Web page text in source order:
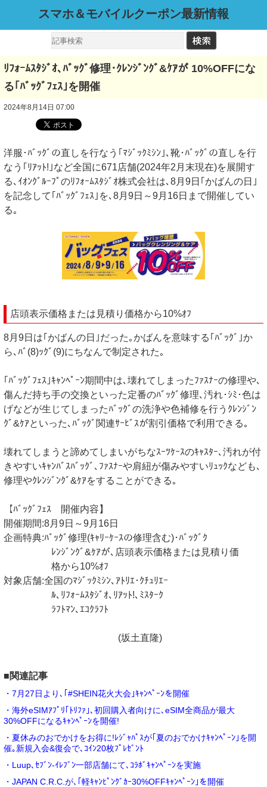
スマホ＆モバイルクーポン最新情報
ﾘﾌｫｰﾑｽﾀｼﾞｵ､ﾊﾞｯｸﾞ修理･ｸﾚﾝｼﾞﾝｸﾞ&ｹｱが 10%OFFにな
る｢ﾊﾞｯｸﾞﾌｪｽ｣を開催
2024年8月14日 07:00
洋服･ﾊﾞｯｸﾞの直しを行なう｢ﾏｼﾞｯｸﾐｼﾝ｣､靴･ﾊﾞｯｸﾞの直しを行
なう｢ﾘｱｯﾄ!｣など全国に671店舗(2024年2月末現在)を展開す
る､ｲｵﾝｸﾞﾙｰﾌﾟのﾘﾌｫｰﾑｽﾀｼﾞｵ株式会社は､8月9日｢かばんの日｣
を記念して｢ﾊﾞｯｸﾞﾌｪｽ｣を､8月9日～9月16日まで開催してい
る｡
店頭表示価格または見積り価格から10%ｵﾌ
8月9日は｢かばんの日｣だった｡かばんを意味する｢ﾊﾞｯｸﾞ｣か
ら､ﾊﾞ(8)ｯｸﾞ(9)にちなんで制定された｡
｢ﾊﾞｯｸﾞﾌｪｽ｣ｷｬﾝﾍﾟｰﾝ期間中は､壊れてしまったﾌｧｽﾅｰの修理や､
傷んだ持ち手の交換といった定番のﾊﾞｯｸﾞ修理､汚れ･ｼﾐ･色は
げなどが生じてしまったﾊﾞｯｸﾞの洗浄や色補修を行うｸﾚﾝｼﾞﾝ
ｸﾞ&ｹｱといった､ﾊﾞｯｸﾞ関連ｻｰﾋﾞｽが割引価格で利用できる｡
壊れてしまうと諦めてしまいがちなｽｰﾂｹｰｽのｷｬｽﾀｰ､汚れが付
きやすいｷｬﾝﾊﾞｽﾊﾞｯｸﾞ､ﾌｧｽﾅｰや肩紐が傷みやすいﾘｭｯｸなども､
修理やｸﾚﾝｼﾞﾝｸﾞ&ｹｱをすることができる｡
【ﾊﾞｯｸﾞﾌｪｽ 開催内容】
開催期間:8月9日～9月16日
企画特典:ﾊﾞｯｸﾞ修理(ｷｬﾘｰｹｰｽの修理含む)･ﾊﾞｯｸﾞｸ
ﾚﾝｼﾞﾝｸﾞ&ｹｱが､店頭表示価格または見積り価
格から10%ｵﾌ
対象店舗:全国のﾏｼﾞｯｸﾐｼﾝ､ｱﾄﾘｴ･ｸﾁｭﾘｴｰ
ﾙ､ﾘﾌｫｰﾑｽﾀｼﾞｵ､ﾘｱｯﾄ!､ﾐｽﾀｰｸ
ﾗﾌﾄﾏﾝ､ｴｺｸﾗﾌﾄ
(坂土直隆)
■関連記事
・7月27日より､｢#SHEIN花火大会｣ｷｬﾝﾍﾟｰﾝを開催
・海外eSIMｱﾌﾟﾘ｢ﾄﾘﾌｧ｣､初回購入者向けに､eSIM全商品が最大
30%OFFになるｷｬﾝﾍﾟｰﾝを開催!
・夏休みのおでかけをお得に!ﾚｼﾞｬﾊﾟｽが｢夏のおでかけｷｬﾝﾍﾟｰﾝ｣を開
催｡新規入会&復会で､ｺｲﾝ20枚ﾌﾟﾚｾﾞﾝﾄ
・Luup､ｾﾌﾞﾝ‐ｲﾚﾌﾞﾝ一部店舗にて､ｺﾗﾎﾞｷｬﾝﾍﾟｰﾝを実施
・JAPAN C.R.C.が､｢軽ｷｬﾝﾋﾟﾝｸﾞｶｰ30%OFFｷｬﾝﾍﾟｰﾝ｣を開催